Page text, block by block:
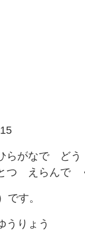
なで どう
えらんで く
す。
ょう